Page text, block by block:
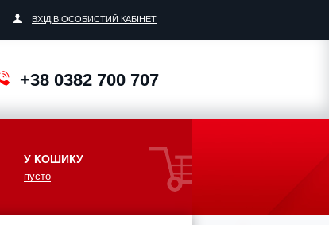
ВХІД В ОСОБИСТИЙ КАБІНЕТ
+38 0382 700 707
У КОШИКУ
пусто